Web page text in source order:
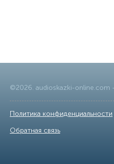
©2026. audioskazki-online.com
Политика конфиденциальности
Обратная связь